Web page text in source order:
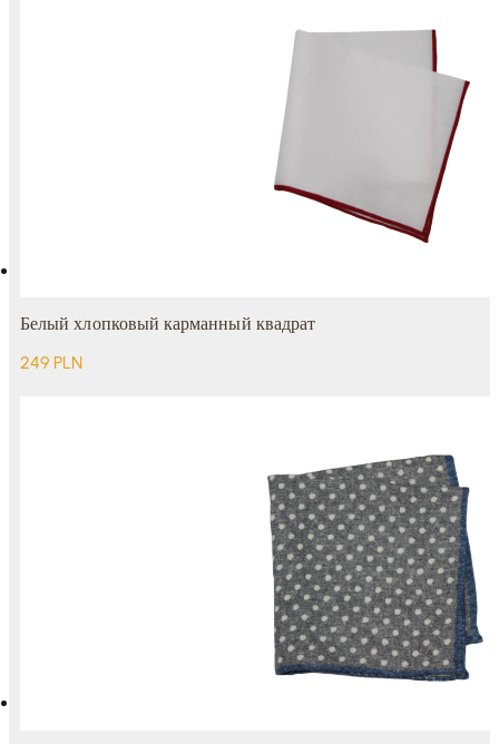
Белый хлопковый карманный квадрат
249 PLN